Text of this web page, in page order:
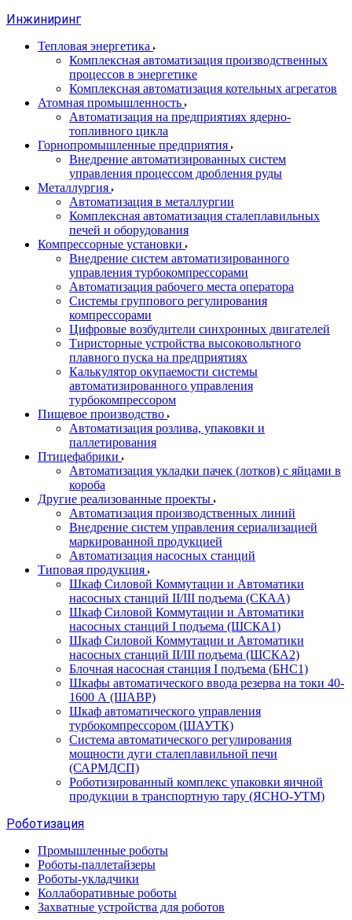
Инжиниринг
Тепловая энергетика
Комплексная автоматизация производственных
процессов в энергетике
Комплексная автоматизация котельных агрегатов
Атомная промышленность
Автоматизация на предприятиях ядерно-
топливного цикла
Горнопромышленные предприятия
Внедрение автоматизированных систем
управления процессом дробления руды
Металлургия
Автоматизация в металлургии
Комплексная автоматизация сталеплавильных
печей и оборудования
Компрессорные установки
Внедрение систем автоматизированного
управления турбокомпрессорами
Автоматизация рабочего места оператора
Системы группового регулирования
компрессорами
Цифровые возбудители синхронных двигателей
Тиристорные устройства высоковольтного
плавного пуска на предприятиях
Калькулятор окупаемости системы
автоматизированного управления
турбокомпрессором
Пищевое производство
Автоматизация розлива, упаковки и
паллетирования
Птицефабрики
Автоматизация укладки пачек (лотков) с яйцами в
короба
Другие реализованные проекты
Автоматизация производственных линий
Внедрение систем управления сериализацией
маркированной продукцией
Автоматизация насосных станций
Типовая продукция
Шкаф Силовой Коммутации и Автоматики
насосных станций II/III подъема (СКАА)
Шкаф Силовой Коммутации и Автоматики
насосных станций I подъема (ШСКА1)
Шкаф Силовой Коммутации и Автоматики
насосных станций II/III подъема (ШСКА2)
Блочная насосная станция I подъема (БНС1)
Шкафы автоматического ввода резерва на токи 40-
1600 А (ШАВР)
Шкаф автоматического управления
турбокомпрессором (ШАУТК)
Система автоматического регулирования
мощности дуги сталеплавильной печи
(САРМДСП)
Роботизированный комплекс упаковки яичной
продукции в транспортную тару (ЯСНО-УТМ)
Роботизация
Промышленные роботы
Роботы-паллетайзеры
Роботы-укладчики
Коллаборативные роботы
Захватные устройства для роботов